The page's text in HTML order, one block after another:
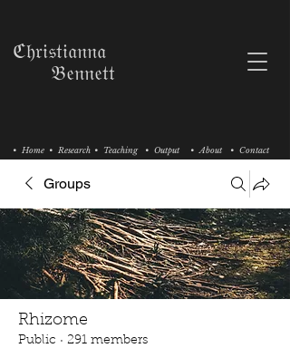
• Research • Teaching
• Home • Output • About • Contact
ℭ𝔥𝔯𝔦𝔰𝔱𝔦𝔞𝔫𝔫𝔞
𝔅𝔢𝔫𝔫𝔢𝔱𝔱
Groups
Rhizome
Public · 291 members